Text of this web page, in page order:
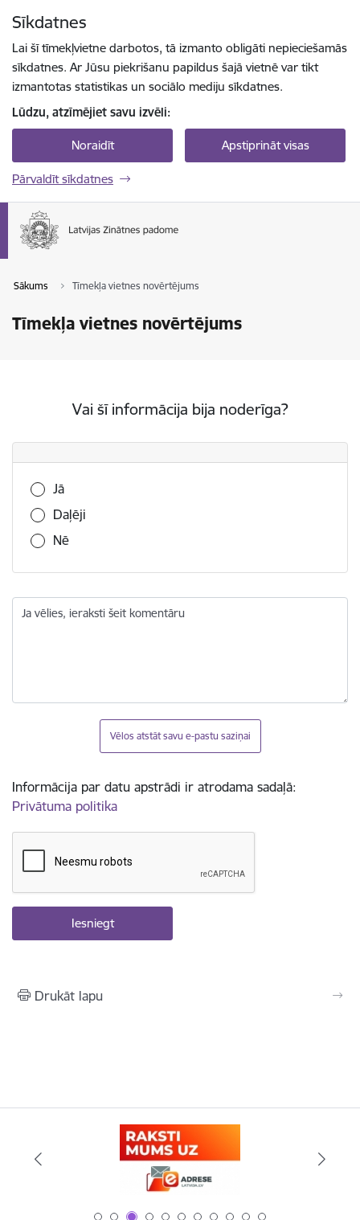
Sīkdatnes
Lai šī tīmekļvietne darbotos, tā izmanto obligāti nepieciešamās
sīkdatnes. Ar Jūsu piekrišanu papildus šajā vietnē var tikt
izmantotas statistikas un sociālo mediju sīkdatnes.
Lūdzu, atzīmējiet savu izvēli:
Noraidīt Apstiprināt visas
Pārvaldīt sīkdatnes
Sākums Tīmekļa vietnes novērtējums
Tīmekļa vietnes novērtējums
Vai šī informācija bija noderīga?
Vai šī informācija bija noderīga?
Jā
Daļēji
Nē
Ja vēlies, ieraksti šeit komentāru
Vēlos atstāt savu e-pastu saziņai
Informācija par datu apstrādi ir atrodama sadaļā:
Privātuma politika
Drukāt lapu